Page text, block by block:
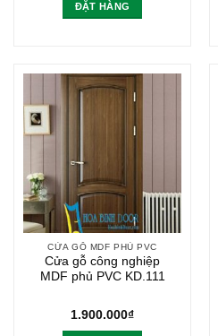
ĐẶT HÀNG
CỬA GỖ MDF PHỦ PVC
Cửa gỗ công nghiệp
MDF phủ PVC KD.111
1.900.000₫